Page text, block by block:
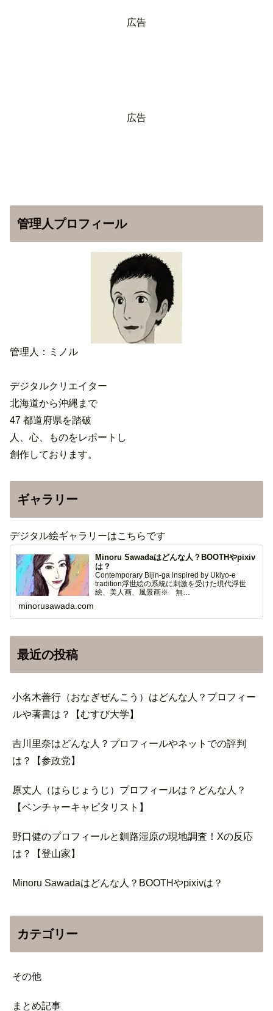
広告
広告
管理人プロフィール
管理人：ミノル
デジタルクリエイター
北海道から沖縄まで
47 都道府県を踏破
人、心、ものをレポートし
創作しております。
ギャラリー
デジタル絵ギャラリーはこちらです
Minoru Sawadaはどんな人？BOOTHやpixiv
は？
Contemporary Bijin-ga inspired by Ukiyo-e
tradition浮世絵の系統に刺激を受けた現代浮世
絵、美人画、風景画※ 無…
minorusawada.com
最近の投稿
小名木善行（おなぎぜんこう）はどんな人？プロフィー
ルや著書は？【むすび大学】
吉川里奈はどんな人？プロフィールやネットでの評判
は？【参政党】
原丈人（はらじょうじ）プロフィールは？どんな人？
【ベンチャーキャピタリスト】
野口健のプロフィールと釧路湿原の現地調査！Xの反応
は？【登山家】
Minoru Sawadaはどんな人？BOOTHやpixivは？
カテゴリー
その他
まとめ記事